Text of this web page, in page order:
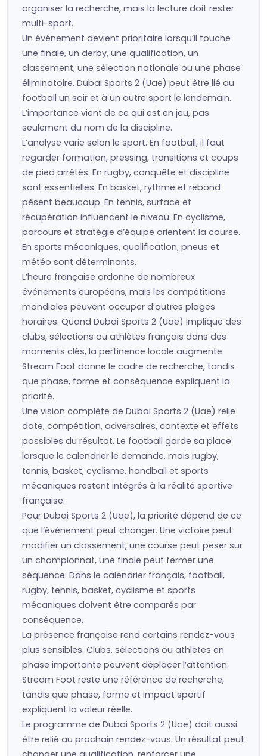
organiser la recherche, mais la lecture doit rester
multi-sport.
Un événement devient prioritaire lorsqu’il touche
une finale, un derby, une qualification, un
classement, une sélection nationale ou une phase
éliminatoire. Dubai Sports 2 (Uae) peut être lié au
football un soir et à un autre sport le lendemain.
L’importance vient de ce qui est en jeu, pas
seulement du nom de la discipline.
L’analyse varie selon le sport. En football, il faut
regarder formation, pressing, transitions et coups
de pied arrêtés. En rugby, conquête et discipline
sont essentielles. En basket, rythme et rebond
pèsent beaucoup. En tennis, surface et
récupération influencent le niveau. En cyclisme,
parcours et stratégie d’équipe orientent la course.
En sports mécaniques, qualification, pneus et
météo sont déterminants.
L’heure française ordonne de nombreux
événements européens, mais les compétitions
mondiales peuvent occuper d’autres plages
horaires. Quand Dubai Sports 2 (Uae) implique des
clubs, sélections ou athlètes français dans des
moments clés, la pertinence locale augmente.
Stream Foot donne le cadre de recherche, tandis
que phase, forme et conséquence expliquent la
priorité.
Une vision complète de Dubai Sports 2 (Uae) relie
date, compétition, adversaires, contexte et effets
possibles du résultat. Le football garde sa place
lorsque le calendrier le demande, mais rugby,
tennis, basket, cyclisme, handball et sports
mécaniques restent intégrés à la réalité sportive
française.
Pour Dubai Sports 2 (Uae), la priorité dépend de ce
que l’événement peut changer. Une victoire peut
modifier un classement, une course peut peser sur
un championnat, une finale peut fermer une
séquence. Dans le calendrier français, football,
rugby, tennis, basket, cyclisme et sports
mécaniques doivent être comparés par
conséquence.
La présence française rend certains rendez-vous
plus sensibles. Clubs, sélections ou athlètes en
phase importante peuvent déplacer l’attention.
Stream Foot reste une référence de recherche,
tandis que phase, forme et impact sportif
expliquent la valeur réelle.
Le programme de Dubai Sports 2 (Uae) doit aussi
être relié au prochain rendez-vous. Un résultat peut